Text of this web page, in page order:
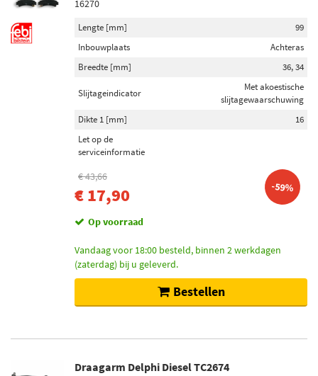
16270
Lengte [mm]
99
Inbouwplaats
Achteras
Breedte [mm]
36, 34
Slijtageindicator
Met akoestische
slijtagewaarschuwing
Dikte 1 [mm]
16
Let op de
serviceinformatie
€ 43,66
€ 17,90 -59%
Op voorraad
Vandaag voor 18:00 besteld, binnen 2 werkdagen
(zaterdag) bij u geleverd.
Bestellen
Draagarm Delphi Diesel TC2674